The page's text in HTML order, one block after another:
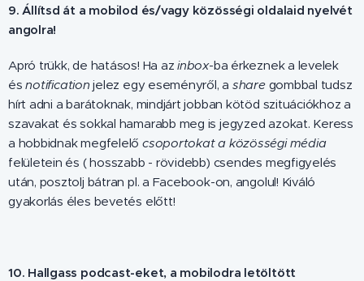
9. Állítsd át a mobilod és/vagy közösségi oldalaid nyelvét
angolra!
Apró trükk, de hatásos! Ha azinbox-ba érkeznek a levelek
ésnotificationjelez egy eseményről, a share gombbal tudsz
hírt adni a barátoknak, mindjárt jobban kötöd szituációkhoz a
szavakat és sokkal hamarabb meg is jegyzed azokat. Keress
a hobbidnak megfelelő csoportokat a közösségi média
felületein és ( hosszabb - rövidebb) csendes megfigyelés
után, posztolj bátran pl. a Facebook-on, angolul! Kiváló
gyakorlás éles bevetés előtt!
10. Hallgass podcast-eket, a mobilodra letöltött